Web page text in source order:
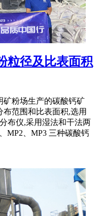
粒径及比表面积
矿粉场生产的碳酸钙矿
范围和比表面积,选用
布仪,采用湿法和干法两
MP2、MP3 三种碳酸钙